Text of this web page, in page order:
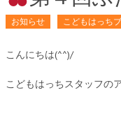
相談事業
MAP
お問合わせ
お知らせ こどもはっち
こんにちは(^^)/
こどもはっちスタッフの